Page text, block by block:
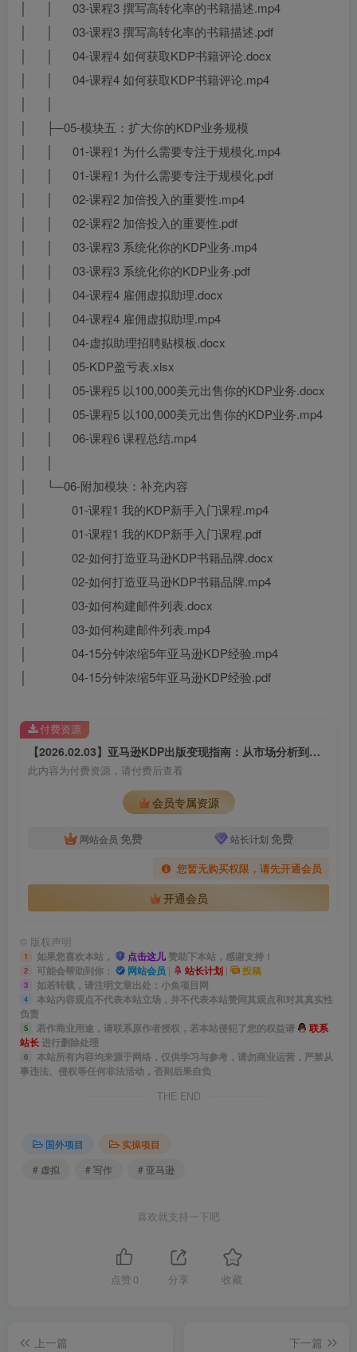
│ │ 03-课程3 撰写高转化率的书籍描述.mp4
│ │ 03-课程3 撰写高转化率的书籍描述.pdf
│ │ 04-课程4 如何获取KDP书籍评论.docx
│ │ 04-课程4 如何获取KDP书籍评论.mp4
│ ├─05-模块五：扩大你的KDP业务规模
│ │ 01-课程1 为什么需要专注于规模化.mp4
│ │ 01-课程1 为什么需要专注于规模化.pdf
│ │ 02-课程2 加倍投入的重要性.mp4
│ │ 02-课程2 加倍投入的重要性.pdf
│ │ 03-课程3 系统化你的KDP业务.mp4
│ │ 03-课程3 系统化你的KDP业务.pdf
│ │ 04-课程4 雇佣虚拟助理.docx
│ │ 04-课程4 雇佣虚拟助理.mp4
│ │ 04-虚拟助理招聘贴模板.docx
│ │ 05-KDP盈亏表.xlsx
│ │ 05-课程5 以100,000美元出售你的KDP业务.docx
│ │ 05-课程5 以100,000美元出售你的KDP业务.mp4
│ │ 06-课程6 课程总结.mp4
│ └─06-附加模块：补充内容
│ 01-课程1 我的KDP新手入门课程.mp4
│ 01-课程1 我的KDP新手入门课程.pdf
│ 02-如何打造亚马逊KDP书籍品牌.docx
│ 02-如何打造亚马逊KDP书籍品牌.mp4
│ 03-如何构建邮件列表.docx
│ 03-如何构建邮件列表.mp4
│ 04-15分钟浓缩5年亚马逊KDP经验.mp4
│ 04-15分钟浓缩5年亚马逊KDP经验.pdf
【2026.02.03】亚马逊KDP出版变现指南：从市场分析到广告投放，系统掌握月入5000美元的被动收入秘诀
此内容为付费资源，请付费后查看
会员专属资源
网站会员 免费 站长计划 免费
您暂无购买权限，请先开通会员
开通会员
付费资源
© 版权声明
1 如果您喜欢本站， 点击这儿赞助下本站，感谢支持！
2 可能会帮助到你： 网站会员 | 站长计划 | 投稿
3 如若转载，请注明文章出处：小鱼项目网
4
本站内容观点不代表本站立场，并不代表本站赞同其观点和对其真实性
负责
5 若作商业用途，请联系原作者授权，若本站侵犯了您的权益请
联系
站长进行删除处理
6
本站所有内容均来源于网络，仅供学习与参考，请勿商业运营，严禁从
事违法、侵权等任何非法活动，否则后果自负
THE END
国外项目
实操项目
# 虚拟
# 写作 # 亚马逊
喜欢就支持一下吧
点赞 0 分享 收藏
上一篇
下一篇